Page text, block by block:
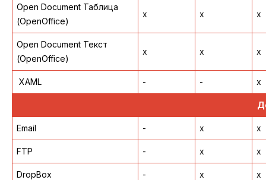
Open Document Таблица
(OpenOffice)
x x x
Open Document Текст
(OpenOffice)
x x x
XAML - - x
Email - x x
FTP - x x
DropBox - x x